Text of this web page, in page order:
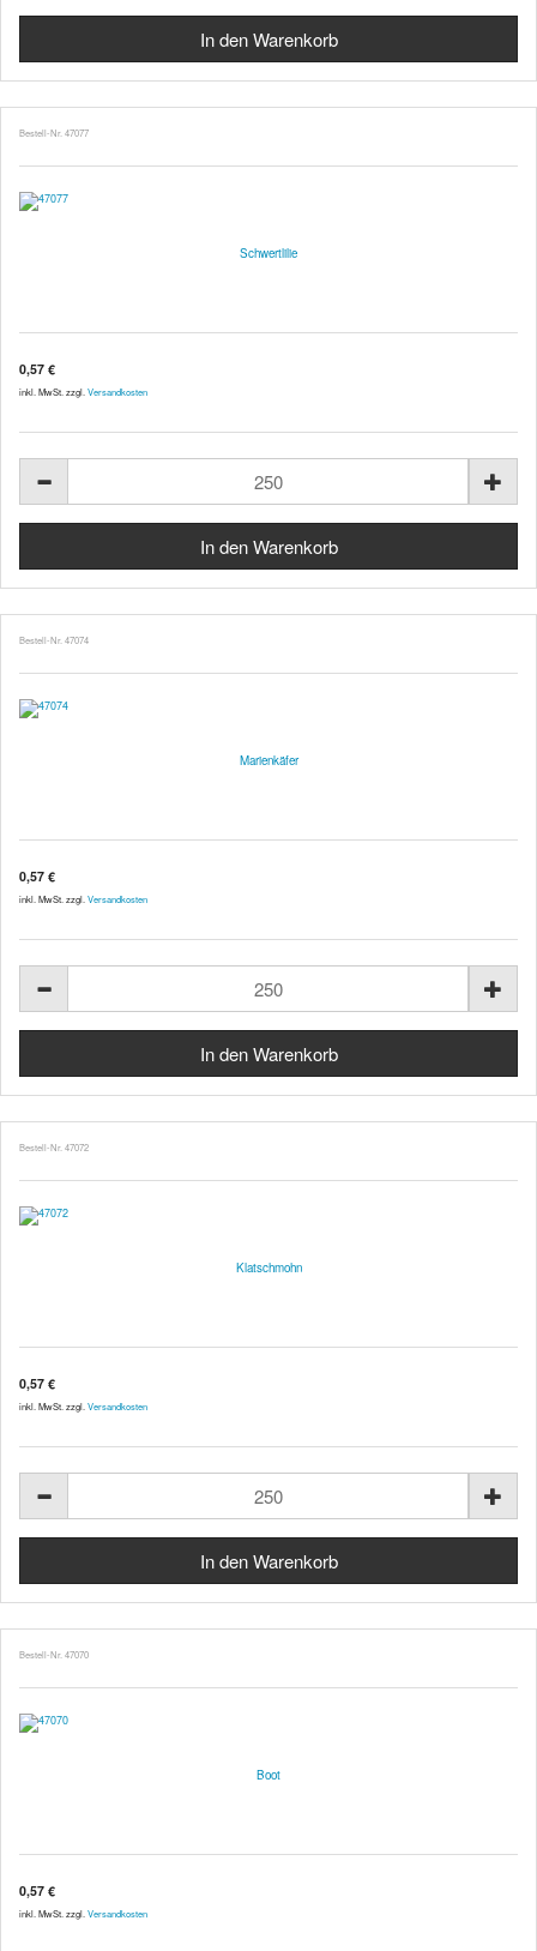
Bestell-Nr. 47077
Schwertlilie
0,57 €
inkl. MwSt. zzgl. Versandkosten
Bestell-Nr. 47074
Marienkäfer
0,57 €
inkl. MwSt. zzgl. Versandkosten
Bestell-Nr. 47072
Klatschmohn
0,57 €
inkl. MwSt. zzgl. Versandkosten
Bestell-Nr. 47070
Boot
0,57 €
inkl. MwSt. zzgl. Versandkosten